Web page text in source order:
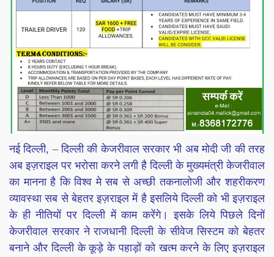
नई दिल्ली, – दिल्ली की केजरीवाल सरकार भी अब मोदी जी की तरह
अब इज़राइल पर भरोसा करने लगी है दिल्ली के मुख्यमंत्री केजरीवाल
का मानना है कि विश्व मे सब से अच्छी तकनालोजी और शहरीकरण
व्यावस्था सब से बेहतर इज़राइल में है इसलिये दिल्ली को भी इज़राइल
के ही नीतियों पर दिल्ली में काम करेंगे। इसके लिये पिछले दिनों
केजरीवाल सरकार ने राजधानी दिल्ली के सीवेज सिस्टम को बेहतर
बनाने और दिल्ली के कूड़े के पहाड़ों को खत्म करने के लिए इज़राइल